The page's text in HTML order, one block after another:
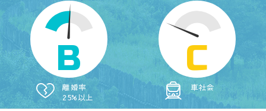
B
離婚率
25%以上
C
車社会